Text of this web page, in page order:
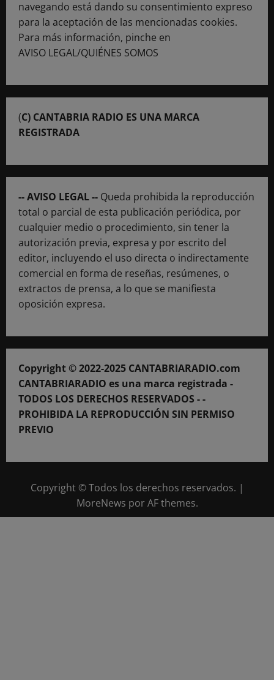
navegando está dando su consentimiento expreso
para la aceptación de las mencionadas cookies.
Para más información, pinche en
AVISO LEGAL/QUIÉNES SOMOS
(C) CANTABRIA RADIO ES UNA MARCA
REGISTRADA
-- AVISO LEGAL -- Queda prohibida la reproducción
total o parcial de esta publicación periódica, por
cualquier medio o procedimiento, sin tener la
autorización previa, expresa y por escrito del
editor, incluyendo el uso directa o indirectamente
comercial en forma de reseñas, resúmenes, o
extractos de prensa, a lo que se manifiesta
oposición expresa.
Copyright © 2022-2025 CANTABRIARADIO.com
CANTABRIARADIO es una marca registrada -
TODOS LOS DERECHOS RESERVADOS - -
PROHIBIDA LA REPRODUCCIÓN SIN PERMISO
PREVIO
Copyright © Todos los derechos reservados. |
MoreNews por AF themes.